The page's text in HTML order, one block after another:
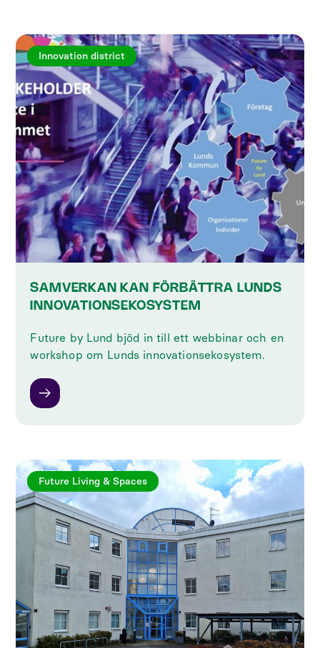
Innovation district
SAMVERKAN KAN FÖRBÄTTRA LUNDS
INNOVATIONSEKOSYSTEM
Future by Lund bjöd in till ett webbinar och en
workshop om Lunds innovationsekosystem.
Future Living & Spaces